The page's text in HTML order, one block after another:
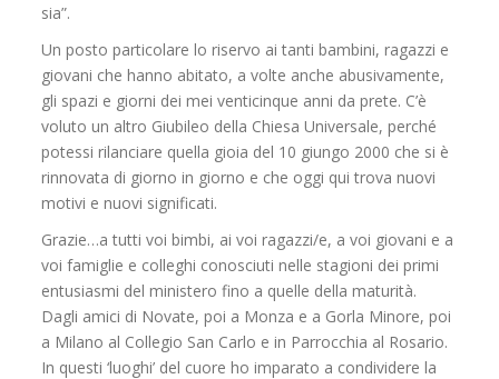
sia”.
Un posto particolare lo riservo ai tanti bambini, ragazzi e
giovani che hanno abitato, a volte anche abusivamente,
gli spazi e giorni dei mei venticinque anni da prete. C’è
voluto un altro Giubileo della Chiesa Universale, perché
potessi rilanciare quella gioia del 10 giungo 2000 che si è
rinnovata di giorno in giorno e che oggi qui trova nuovi
motivi e nuovi significati.
Grazie…a tutti voi bimbi, ai voi ragazzi/e, a voi giovani e a
voi famiglie e colleghi conosciuti nelle stagioni dei primi
entusiasmi del ministero fino a quelle della maturità.
Dagli amici di Novate, poi a Monza e a Gorla Minore, poi
a Milano al Collegio San Carlo e in Parrocchia al Rosario.
In questi ‘luoghi’ del cuore ho imparato a condividere la